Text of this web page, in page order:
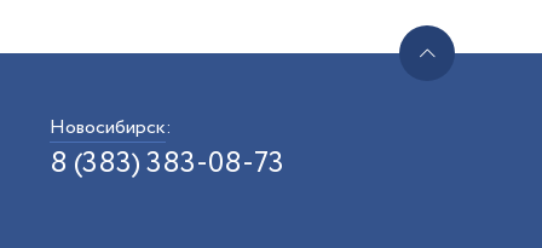
Новосибирск:
8 (383) 383-08-73